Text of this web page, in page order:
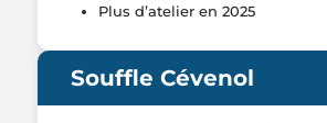
Plus d’atelier en 2025
Souffle Cévenol